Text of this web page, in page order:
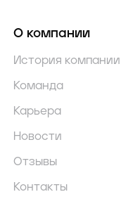
О компании
История компании
Команда
Карьера
Новости
Отзывы
Контакты